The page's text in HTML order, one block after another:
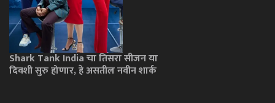
Shark Tank India चा तिसरा सीजन या
दिवशी सुरु होणार, हे असतील नवीन शार्क